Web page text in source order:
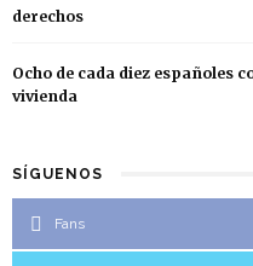
derechos
Ocho de cada diez españoles
vivienda
SÍGUENOS
Fans